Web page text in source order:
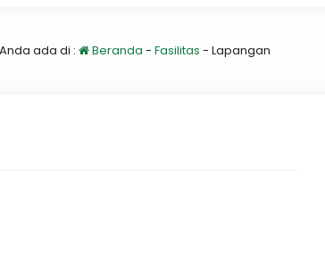
Anda ada di : Beranda - Fasilitas - Lapangan